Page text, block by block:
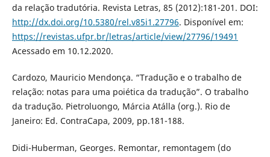
da relação tradutória. Revista Letras, 85 (2012):181-201. DOI:
http://dx.doi.org/10.5380/rel.v85i1.27796. Disponível em:
https://revistas.ufpr.br/letras/article/view/27796/19491
Acessado em 10.12.2020.
Cardozo, Mauricio Mendonça. “Tradução e o trabalho de
relação: notas para uma poiética da tradução”. O trabalho
da tradução. Pietroluongo, Márcia Atálla (org.). Rio de
Janeiro: Ed. ContraCapa, 2009, pp.181-188.
Didi-Huberman, Georges. Remontar, remontagem (do